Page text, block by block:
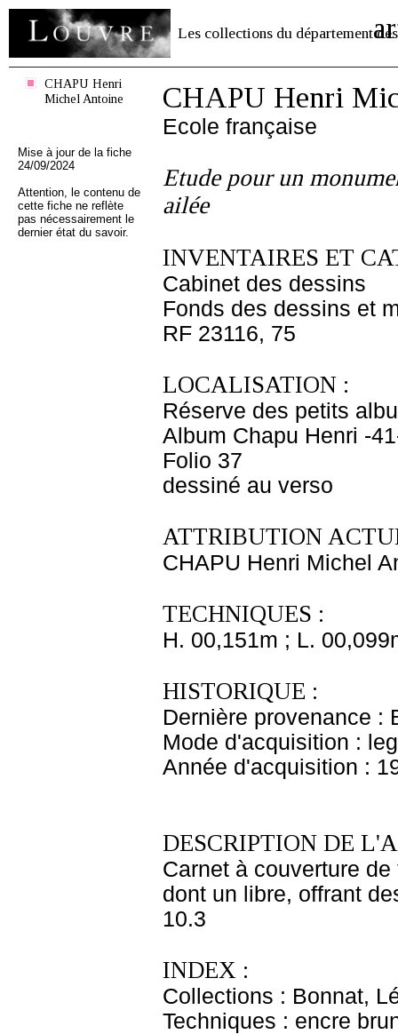
Les collections du département des
CHAPU Henri
Michel Antoine
Mise à jour de la fiche
24/09/2024
Attention, le contenu de
cette fiche ne reflète
pas nécessairement le
dernier état du savoir.
CHAPU Henri
Ecole française
Etude pour un
ailée
INVENTAIRES ET
Cabinet des dessins
Fonds des dessins et
RF 23116, 75
LOCALISATION :
Réserve des petits
Album Chapu Henri -
Folio 37
dessiné au verso
ATTRIBUTION
CHAPU Henri Michel
TECHNIQUES :
H. 00,151m ; L.
HISTORIQUE :
Dernière provenance :
Mode d'acquisition :
Année d'acquisition :
DESCRIPTION DE
Carnet à couverture
dont un libre, offrant
10.3
INDEX :
Collections : Bonnat,
Techniques : encre